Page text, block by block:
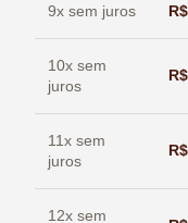
9x sem juros R$
10x sem
juros
R$
11x sem
juros
R$
12x sem